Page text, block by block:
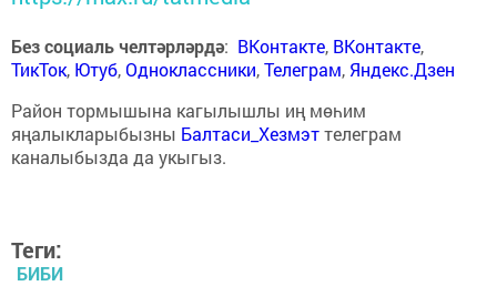
Без социаль челтәрләрдә: ВКонтакте, ВКонтакте,
ТикТок, Ютуб,Одноклассники,Телеграм, Яндекс.Дзен
Район тормышына кагылышлы иң мөһим
яңалыкларыбызны Балтаси_Хезмэттелеграм
каналыбызда да укыгыз.
Теги:
БИБИ